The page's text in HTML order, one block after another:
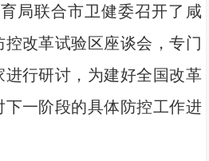
局联合市卫健委召开了咸
改革试验区座谈会，专门
行研讨，为建好全国改革
一阶段的具体防控工作进